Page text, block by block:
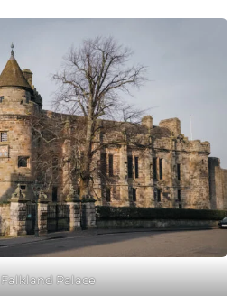
Falkland Palace